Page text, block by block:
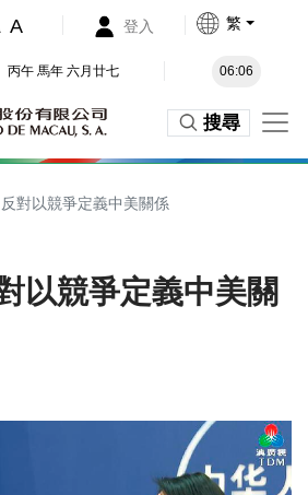
A 登入 繁
丙午 馬年 六月廿七 06:06
搜尋
對以競爭定義中美關係
以競爭定義中美關